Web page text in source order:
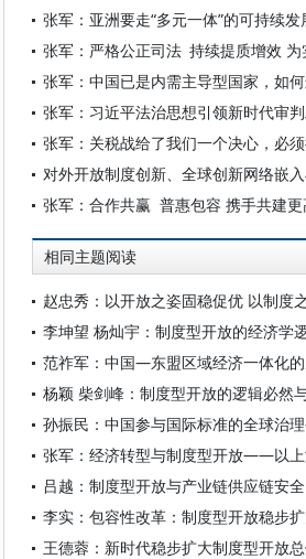
相同主题阅读
吕越：制度型开放与产业链供应链安全